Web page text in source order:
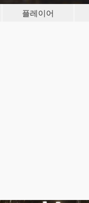
플레이어